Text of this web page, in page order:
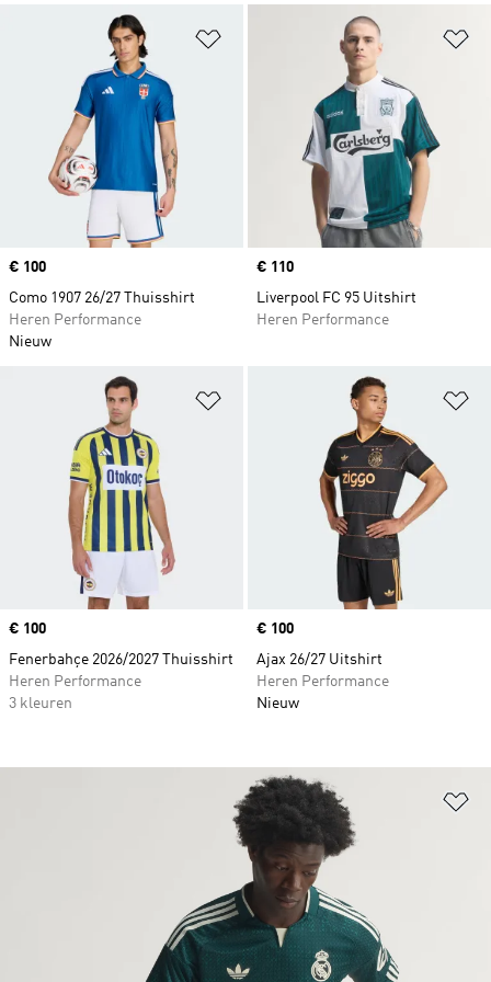
Op verlanglijst zetten
Price
€ 100
Como 1907 26/27 Thuisshirt
Heren Performance
Nieuw
Price
€ 110
Liverpool FC 95 Uitshirt
Heren Performance
Op verlanglijst zetten
Price
€ 100
Fenerbahçe 2026/2027 Thuisshirt
Heren Performance
3 kleuren
Price
€ 100
Ajax 26/27 Uitshirt
Heren Performance
Nieuw